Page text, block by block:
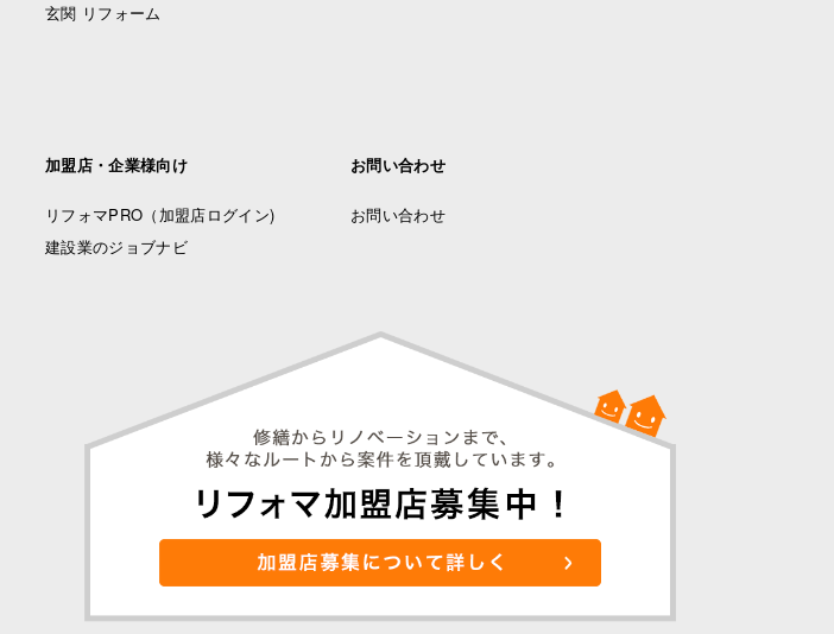
玄関 リフォーム
加盟店・企業様向け
リフォマPRO （加盟店ログイン)
建設業のジョブナビ
お問い合わせ
お問い合わせ